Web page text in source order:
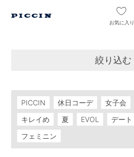
お気に入り
絞り込む
PICCIN 休日コーデ 女子会
キレイめ
夏 EVOL デート
フェミニン